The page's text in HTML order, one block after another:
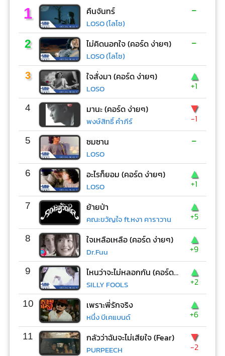
1 คืนจันทร์
LOSO (โลโซ)
-
2 ไม่คิดนอกใจ (คอร์ด ง่ายๆ)
LOSO (โลโซ)
-
3 ใจสั่งมา (คอร์ด ง่ายๆ)
LOSO
▲
+1
4 มานะ (คอร์ด ง่ายๆ)
พงษ์สิทธิ์ คำภีร์
▼
-1
5 ซมซาน
LOSO
-
6 อะไรก็ยอม (คอร์ด ง่ายๆ)
LOSO
▲
+1
7 ย้ายป่า
คณะขวัญใจ ft.หงา คาราวาน
▲
+5
8 ใจเหลือเหลือ (คอร์ด ง่ายๆ)
Dr.Fuu
▲
+9
9 ไหนว่าจะไม่หลอกกัน (คอร์ด ง่ายๆ)
SILLY FOOLS
▲
+2
10 เพราะพี่รักจริง
หนึ่ง บีเคแบนด์
▲
+6
11 กลัวว่าฉันจะไม่เสียใจ (Fear)
PURPEECH
▼
-2